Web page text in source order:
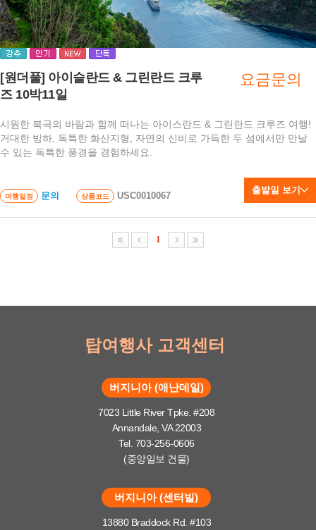
[원더풀] 아이슬란드 & 그린란드 크루
즈 10박11일
시원한 북극의 바람과 함께 떠나는 아이스란드 & 그린란드 크루즈 여행!
거대한 빙하, 독특한 화산지형, 자연의 신비로 가득한 두 섬에서만 만날
수 있는 독특한 풍경을 경험하세요.
여행일정 문의 상품코드 USC0010067
요금문의
출발일 보기
1
탑여행사 고객센터
버지니아 (애난데일)
7023 Little River Tpke. #208
Annandale, VA 22003
Tel. 703-256-0606
(중앙일보 건물)
버지니아 (센터빌)
13880 Braddock Rd. #103